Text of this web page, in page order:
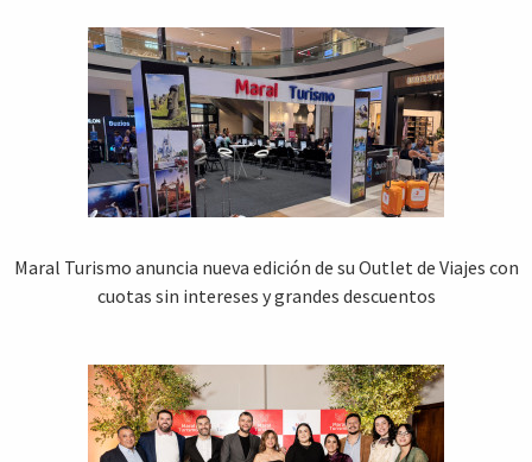
Maral Turismo anuncia nueva edición de su Outlet de Viajes con
cuotas sin intereses y grandes descuentos